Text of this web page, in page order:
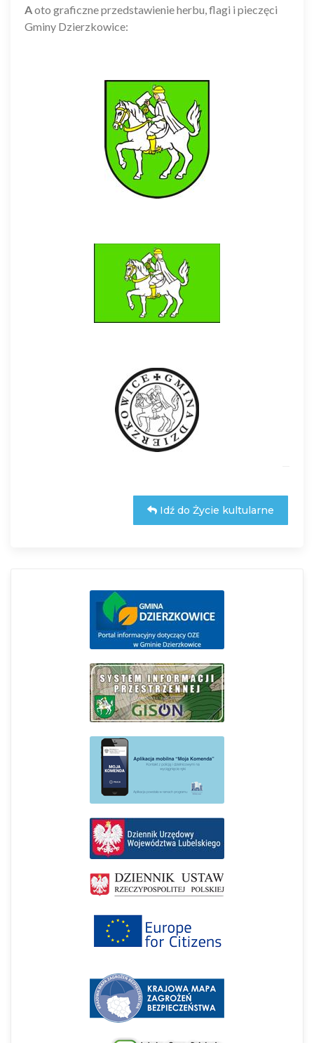
Aoto graficzne przedstawienie herbu, flagi i pieczęci
Gminy Dzierzkowice:
Idź do Życie kultularne